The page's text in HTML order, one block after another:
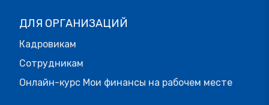
ДЛЯ ОРГАНИЗАЦИЙ
Кадровикам
Сотрудникам
Онлайн-курс Мои финансы на рабочем месте